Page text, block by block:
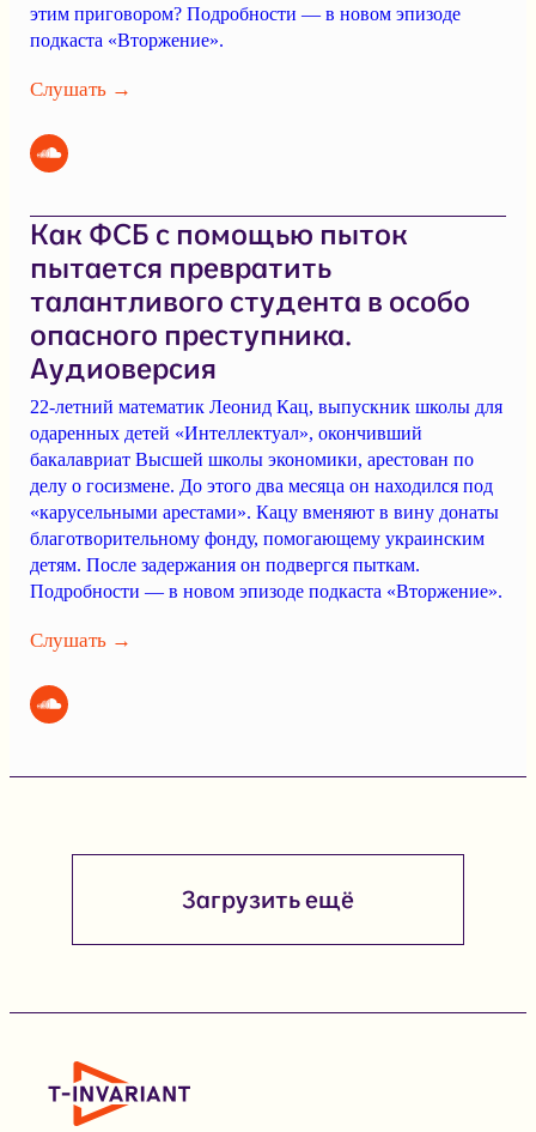
этим приговором? Подробности — в новом эпизоде
подкаста «Вторжение».
Слушать →
Как ФСБ с помощью пыток
пытается превратить
талантливого студента в особо
опасного преступника.
Аудиоверсия
22-летний математик Леонид Кац, выпускник школы для
одаренных детей «Интеллектуал», окончивший
бакалавриат Высшей школы экономики, арестован по
делу о госизмене. До этого два месяца он находился под
«карусельными арестами». Кацу вменяют в вину донаты
благотворительному фонду, помогающему украинским
детям. После задержания он подвергся пыткам.
Подробности — в новом эпизоде подкаста «Вторжение».
Слушать →
Загрузить ещё